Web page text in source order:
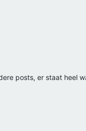
posts, er staat heel